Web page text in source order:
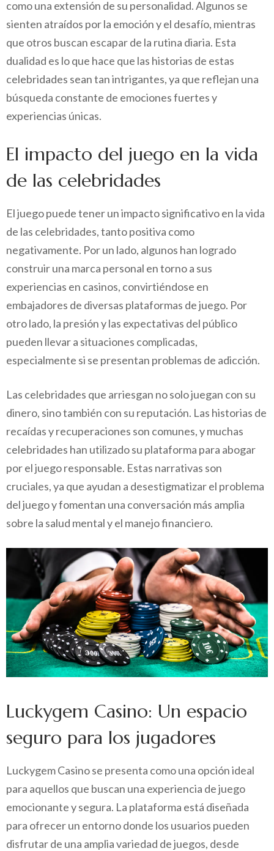
como una extensión de su personalidad. Algunos se
sienten atraídos por la emoción y el desafío, mientras
que otros buscan escapar de la rutina diaria. Esta
dualidad es lo que hace que las historias de estas
celebridades sean tan intrigantes, ya que reflejan una
búsqueda constante de emociones fuertes y
experiencias únicas.
El impacto del juego en la vida
de las celebridades
El juego puede tener un impacto significativo en la vida
de las celebridades, tanto positiva como
negativamente. Por un lado, algunos han logrado
construir una marca personal en torno a sus
experiencias en casinos, convirtiéndose en
embajadores de diversas plataformas de juego. Por
otro lado, la presión y las expectativas del público
pueden llevar a situaciones complicadas,
especialmente si se presentan problemas de adicción.
Las celebridades que arriesgan no solo juegan con su
dinero, sino también con su reputación. Las historias de
recaídas y recuperaciones son comunes, y muchas
celebridades han utilizado su plataforma para abogar
por el juego responsable. Estas narrativas son
cruciales, ya que ayudan a desestigmatizar el problema
del juego y fomentan una conversación más amplia
sobre la salud mental y el manejo financiero.
Luckygem Casino: Un espacio
seguro para los jugadores
Luckygem Casino se presenta como una opción ideal
para aquellos que buscan una experiencia de juego
emocionante y segura. La plataforma está diseñada
para ofrecer un entorno donde los usuarios pueden
disfrutar de una amplia variedad de juegos, desde